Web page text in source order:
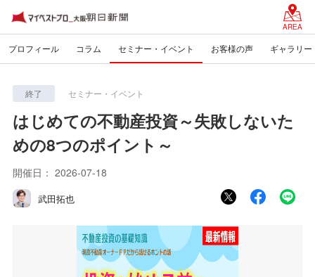
AREA
プロフィール コラム セミナー・イベント お客様の声 ギャラリー
終了 セミナー・イベント
はじめての不動産投資～失敗しないた
めの8つのポイント～
開催日： 2026-07-18
武田拓也